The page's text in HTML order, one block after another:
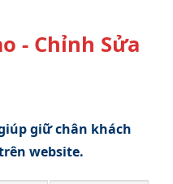
- Chỉnh Sửa
giữ chân khách
website.